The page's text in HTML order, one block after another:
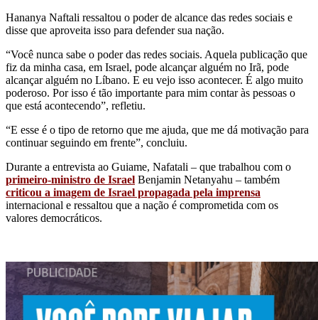
Hananya Naftali ressaltou o poder de alcance das redes sociais e
disse que aproveita isso para defender sua nação.
“Você nunca sabe o poder das redes sociais. Aquela publicação que
fiz da minha casa, em Israel, pode alcançar alguém no Irã, pode
alcançar alguém no Líbano. E eu vejo isso acontecer. É algo muito
poderoso. Por isso é tão importante para mim contar às pessoas o
que está acontecendo”, refletiu.
“E esse é o tipo de retorno que me ajuda, que me dá motivação para
continuar seguindo em frente”, concluiu.
Durante a entrevista ao Guiame, Nafatali – que trabalhou com o
primeiro-ministro de Israel Benjamin Netanyahu – também
criticou a imagem de Israel propagada pela imprensa
internacional e ressaltou que a nação é comprometida com os
valores democráticos.